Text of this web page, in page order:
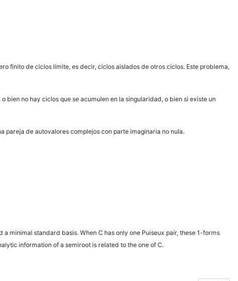
finito de ciclos límite, es decir, ciclos aislados de otros ciclos. Este problema,
bien no hay ciclos que se acumulen en la singularidad, o bien si existe un
pareja de autovalores complejos con parte imaginaria no nula.
minimal standard basis. When C has only one Puiseux pair, these 1-forms
information of a semiroot is related to the one of C.